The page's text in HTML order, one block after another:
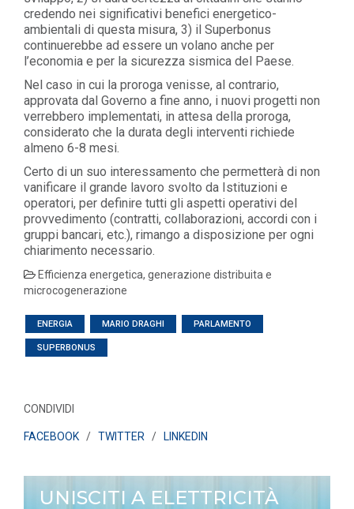
credendo nei significativi benefici energetico-
ambientali di questa misura, 3) il Superbonus
continuerebbe ad essere un volano anche per
l’economia e per la sicurezza sismica del Paese.
Nel caso in cui la proroga venisse, al contrario,
approvata dal Governo a fine anno, i nuovi progetti non
verrebbero implementati, in attesa della proroga,
considerato che la durata degli interventi richiede
almeno 6-8 mesi.
Certo di un suo interessamento che permetterà di non
vanificare il grande lavoro svolto da Istituzioni e
operatori, per definire tutti gli aspetti operativi del
provvedimento (contratti, collaborazioni, accordi con i
gruppi bancari, etc.), rimango a disposizione per ogni
chiarimento necessario.
Efficienza energetica, generazione distribuita e
microcogenerazione
ENERGIA MARIO DRAGHI PARLAMENTO
SUPERBONUS
CONDIVIDI
FACEBOOK / TWITTER / LINKEDIN
UNISCITI A ELETTRICITÀ